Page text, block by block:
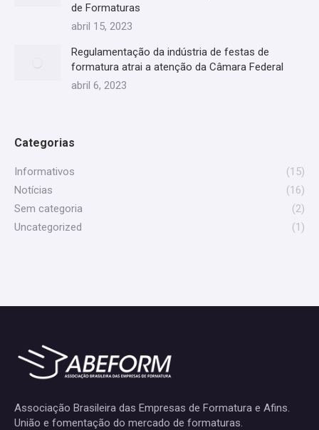
de Formaturas
abril 15, 2023
Regulamentação da indústria de festas de
formatura atrai a atenção da Câmara Federal
abril 6, 2023
Categorias
Informativos
(15)
Notícias
(16)
Sem categoria
(2)
Uncategorized
(1)
Associação Brasileira das Empresas de Formatura e Afins.
União e fomentação do mercado de formaturas.